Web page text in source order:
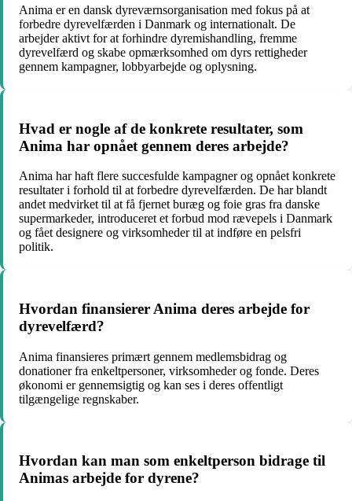
Anima er en dansk dyreværnsorganisation med fokus på at
forbedre dyrevelfærden i Danmark og internationalt. De
arbejder aktivt for at forhindre dyremishandling, fremme
dyrevelfærd og skabe opmærksomhed om dyrs rettigheder
gennem kampagner, lobbyarbejde og oplysning.
Hvad er nogle af de konkrete resultater, som
Anima har opnået gennem deres arbejde?
Anima har haft flere succesfulde kampagner og opnået konkrete
resultater i forhold til at forbedre dyrevelfærden. De har blandt
andet medvirket til at få fjernet buræg og foie gras fra danske
supermarkeder, introduceret et forbud mod rævepels i Danmark
og fået designere og virksomheder til at indføre en pelsfri
politik.
Hvordan finansierer Anima deres arbejde for
dyrevelfærd?
Anima finansieres primært gennem medlemsbidrag og
donationer fra enkeltpersoner, virksomheder og fonde. Deres
økonomi er gennemsigtig og kan ses i deres offentligt
tilgængelige regnskaber.
Hvordan kan man som enkeltperson bidrage til
Animas arbejde for dyrene?